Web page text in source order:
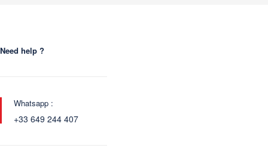
Need help ?
Whatsapp :
+33 649 244 407